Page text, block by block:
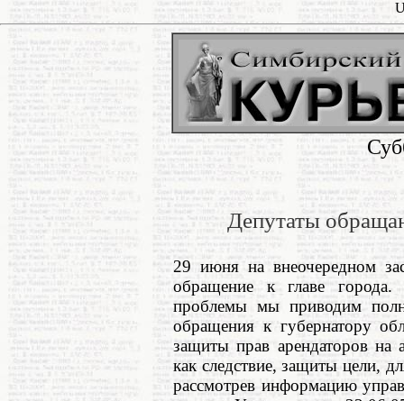
Депутаты
29 июня на внеочередном
обращение к главе
проблемы мы приводим
обращения к губернатору
защиты прав арендаторов на
как следствие, защиты цели,
рассмотрев информацию